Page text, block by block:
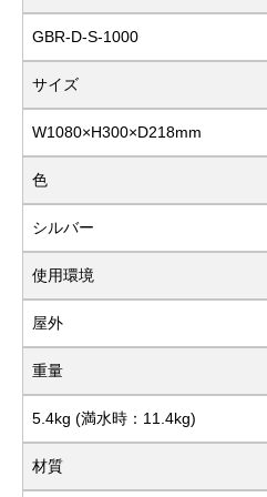
GBR-D-S-1000
サイズ
W1080×H300×D218mm
色
シルバー
使用環境
屋外
重量
5.4kg (満水時：11.4kg)
材質